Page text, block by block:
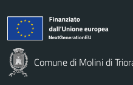
Comune di Molini di